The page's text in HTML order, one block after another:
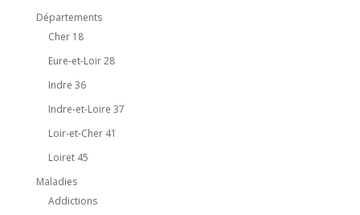
Départements
Cher 18
Eure-et-Loir 28
Indre 36
Indre-et-Loire 37
Loir-et-Cher 41
Loiret 45
Maladies
Addictions